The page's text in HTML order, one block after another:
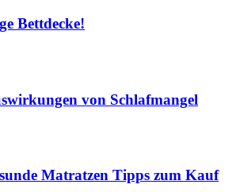
Bettdecke!
von Schlafmangel
Matratzen Tipps zum Kauf